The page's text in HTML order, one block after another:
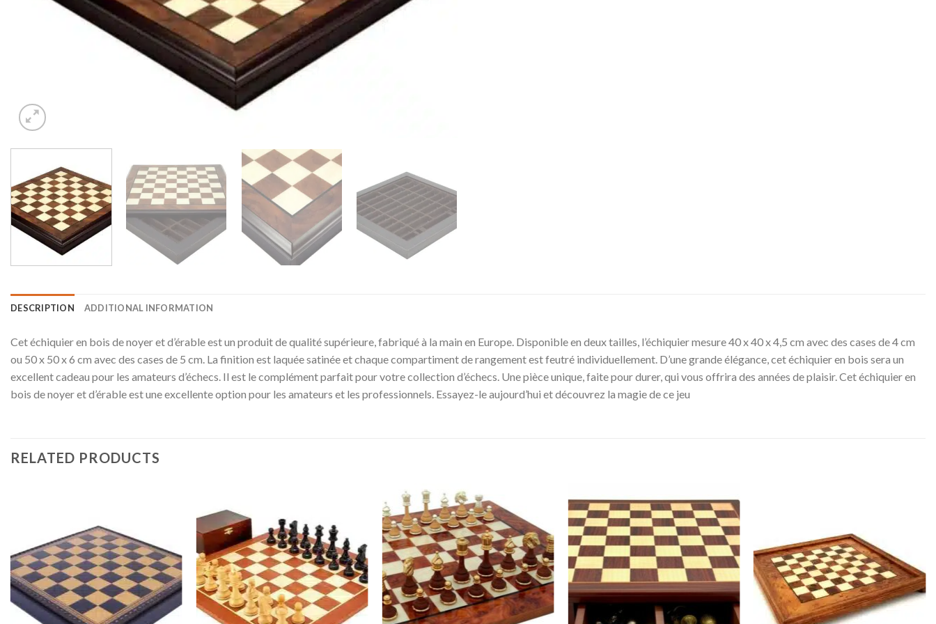
DESCRIPTION ADDITIONAL INFORMATION
Cet échiquier en bois de noyer et d’érable est un produit de qualité supérieure, fabriqué à la main en Europe. Disponible en deux tailles, l’échiquier mesure 40 x 40 x 4,5 cm avec des cases de 4 cm
ou 50 x 50 x 6 cm avec des cases de 5 cm. La finition est laquée satinée et chaque compartiment de rangement est feutré individuellement. D’une grande élégance, cet échiquier en bois sera un
excellent cadeau pour les amateurs d’échecs. Il est le complément parfait pour votre collection d’échecs. Une pièce unique, faite pour durer, qui vous offrira des années de plaisir. Cet échiquier en
bois de noyer et d’érable est une excellente option pour les amateurs et les professionnels. Essayez-le aujourd’hui et découvrez la magie de ce jeu
RELATED PRODUCTS